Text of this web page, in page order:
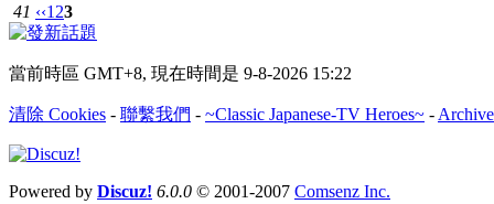
41 ‹‹1 23
當前時區 GMT+8, 現在時間是 9-8-2026 15:22
清除 Cookies - 聯繫我們 - ~Classic Japanese-TV Heroes~ -
Powered by Discuz! 6.0.0 © 2001-2007 Comsenz Inc.